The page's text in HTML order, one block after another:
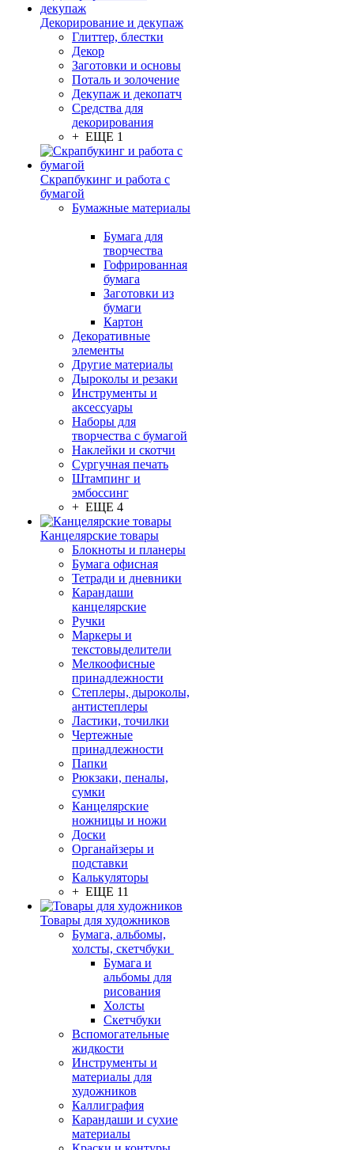
Декорирование и декупаж
Глиттер, блестки
Декор
Заготовки и основы
Поталь и золочение
Декупаж и декопатч
Средства для
декорирования
+ ЕЩЕ 1
Скрапбукинг и работа с
бумагой
Бумажные материалы
Бумага для
творчества
Гофрированная
бумага
Заготовки из
бумаги
Картон
Декоративные
элементы
Другие материалы
Дыроколы и резаки
Инструменты и
аксессуары
Наборы для
творчества с бумагой
Наклейки и скотчи
Сургучная печать
Штампинг и
эмбоссинг
+ ЕЩЕ 4
Канцелярские товары
Блокноты и планеры
Бумага офисная
Тетради и дневники
Карандаши
канцелярские
Ручки
Маркеры и
текстовыделители
Мелкоофисные
принадлежности
Степлеры, дыроколы,
антистеплеры
Ластики, точилки
Чертежные
принадлежности
Папки
Рюкзаки, пеналы,
сумки
Канцелярские
ножницы и ножи
Доски
Органайзеры и
подставки
Калькуляторы
+ ЕЩЕ 11
Товары для художников
Бумага, альбомы,
холсты, скетчбуки
Бумага и
альбомы для
рисования
Холсты
Скетчбуки
Вспомогательные
жидкости
Инструменты и
материалы для
художников
Каллиграфия
Карандаши и сухие
материалы